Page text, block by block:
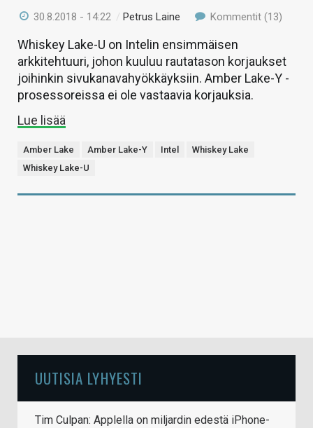
30.8.2018 - 14:22 /Petrus Laine Kommentit (13)
Whiskey Lake-U on Intelin ensimmäisen
arkkitehtuuri, johon kuuluu rautatason korjaukset
joihinkin sivukanavahyökkäyksiin. Amber Lake-Y -
prosessoreissa ei ole vastaavia korjauksia.
Lue lisää
Amber Lake Amber Lake-Y Intel
Whiskey Lake
Whiskey Lake-U
UUTISIA LYHYESTI
Tim Culpan: Applella on miljardin edestä iPhone-